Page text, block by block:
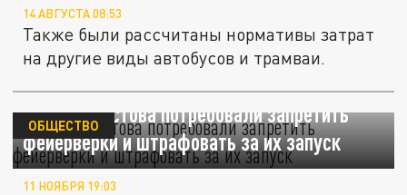
14 АВГУСТА 08:53
Также были рассчитаны нормативы затрат
на другие виды автобусов и трамваи.
Жители Ростова потребовали запретить
фейерверки и штрафовать за их запуск
ОБЩЕСТВО
11 НОЯБРЯ 19:03